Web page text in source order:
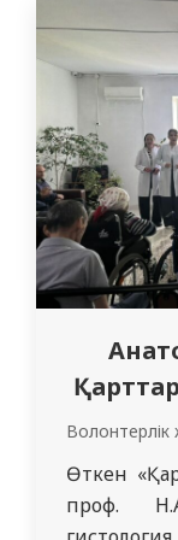
тағдыр
«АЛЖИР»
ол – қайғы…
Өткен
проф.